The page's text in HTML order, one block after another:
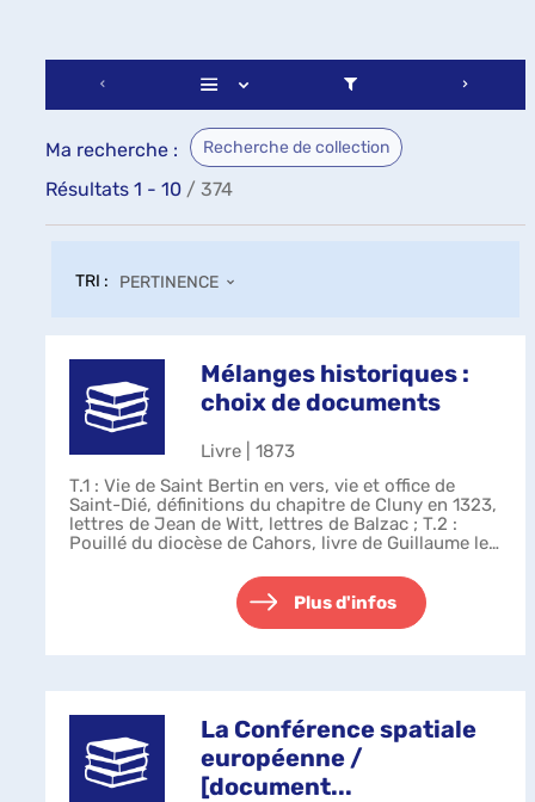
Ma recherche : Recherche de collection
Résultats 1 - 10 / 374
TRI : PERTINENCE
Mélanges historiques :
choix de documents
Livre | 1873
T.1 : Vie de Saint Bertin en vers, vie et office de
Saint-Dié, définitions du chapitre de Cluny en 1323,
lettres de Jean de Witt, lettres de Balzac ; T.2 :
Pouillé du diocèse de Cahors, livre de Guillaume le
Plus d'infos
La Conférence spatiale
européenne /
[document...